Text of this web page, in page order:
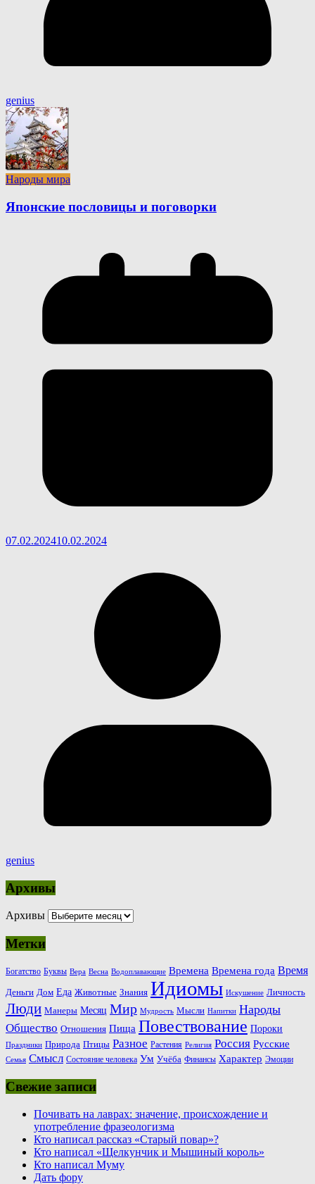
genius
Народы мира
Японские пословицы и поговорки
07.02.202410.02.2024
genius
Архивы
Архивы
Метки
Богатство Буквы Вера Весна Водоплавающие Времена Времена года Время
Деньги Дом Еда Животные Знания Идиомы Искушение Личность
Люди Манеры Месяц Мир Мудрость Мысли Напитки Народы
Общество Отношения Пища Повествование Пороки
Праздники Природа Птицы Разное Растения Религия Россия Русские
Семья Смысл Состояние человека Ум Учёба Финансы Характер Эмоции
Свежие записи
Почивать на лаврах: значение, происхождение и
употребление фразеологизма
Кто написал рассказ «Старый повар»?
Кто написал «Щелкунчик и Мышиный король»
Кто написал Муму
Дать фору